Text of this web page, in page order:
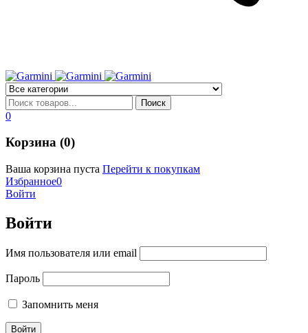
0
Корзина (0)
Ваша корзина пуста Перейти к покупкам
Избранное0
Войти
Войти
Имя пользователя или email
Пароль
Запомнить меня